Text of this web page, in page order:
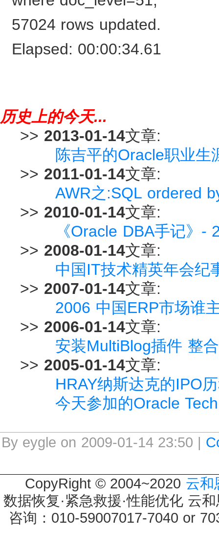
57024 rows updated.
Elapsed: 00:00:34.61
历史上的今天...
>> 2013-01-14文章:
陈吉平的Oracle职业生
>> 2011-01-14文章:
AWR之:SQL ordered
>> 2010-01-14文章:
《Oracle DBA手记》-
>> 2008-01-14文章:
中国IT技术精英年会纪
>> 2007-01-14文章:
2006 中国ERP市场谁
>> 2006-01-14文章:
安装MultiBlog插件 整
>> 2005-01-14文章:
HRAY纳斯达克的IPO
今天参加的Oracle
By eygle on 2009-01-14 23:50 |
CopyRight © 2004~2020 云和
数据恢复·紧急救援·性能优化 云
咨询：010-59007017-7040 or